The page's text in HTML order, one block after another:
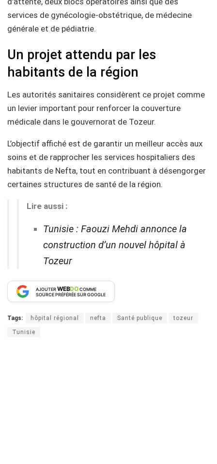
services de gynécologie-obstétrique, de médecine
générale et de pédiatrie.
Un projet attendu par les
habitants de la région
Les autorités sanitaires considèrent ce projet comme
un levier important pour renforcer la couverture
médicale dans le gouvernorat de Tozeur.
L’objectif affiché est de garantir un meilleur accès aux
soins et de rapprocher les services hospitaliers des
habitants de Nefta, tout en contribuant à désengorger
certaines structures de santé de la région.
Lire aussi :
Tunisie : Faouzi Mehdi annonce la
construction d’un nouvel hôpital à
Tozeur
AJOUTERWEBDOCOMME
SOURCE PRÉFÉRÉE SUR GOOGLE
Tags: hôpital régional nefta Santé publique tozeur
Tunisie